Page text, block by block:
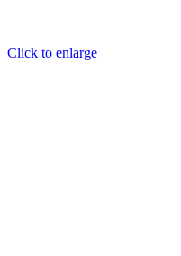
Click to enlarge